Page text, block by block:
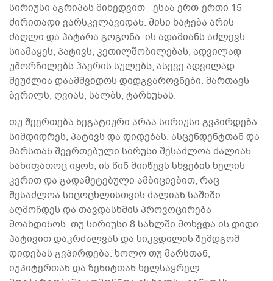
სირიუსი აგრიპას მიხედვით - ესაა ერთ-ერთი 15
ძირითადი ვარსკვლავიდან. მისი ხატება არის
ძაღლი და პატარა გოგონა. ის ადამიანს აძლევს
სიამაყეს, პატივს, კეთილშობილებას, ადვილად
უმორჩილებს ჰაერის სულებს, ასევე ადვილად
შეუძლია დაამშვიდოს დიდგვაროვნები. მართავს
ბერილს, ღვიას, სალბს, ტარხუნას.
თუ შეერთება ნეგატიური არაა სირიუსი გვპირდება
სიმდიდრეს, პატივს და დიდებას. ასცენდენტთან და
მარსთან შეერთებული სირუსი შესაძლოა ძალიან
სახიფათოც იყოს, ის წინ მიიწევს სხვების ხელის
კვრით და გადამეტებული ამბიციებით, რაც
შესაძლოა სიცოცხლისთვის ძალიან საშიში
აღმოჩდეს და თავდასხმის პროვოცირება
მოახდინოს. თუ სირიუსი 8 სახლში მოხვდა ის დიდი
პატივით დაკრძალვას და სიკვდილის შემდგომ
დიდებას გვპირდება. ხოლო თუ მარსთან,
იუპიტერთან და ზენიტთან ხელსაყრელ